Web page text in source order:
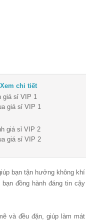
chi tiết
giá sỉ VIP 1
giá sỉ VIP 1
giá sỉ VIP 2
giá sỉ VIP 2
bạn tận hưởng không khí
đồng hành đáng tin cậy
và đều đặn, giúp làm mát